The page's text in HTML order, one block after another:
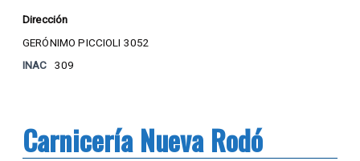
Dirección
GERÓNIMO PICCIOLI 3052
INAC
309
Carnicería Nueva Rodó